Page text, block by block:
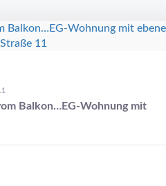
Balkon…EG-Wohnung mit